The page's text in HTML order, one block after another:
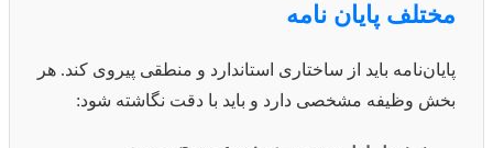
مختلف پایان نامه
پایان‌نامه باید از ساختاری استاندارد و منطقی پیروی کند. هر
بخش وظیفه مشخصی دارد و باید با دقت نگاشته شود: